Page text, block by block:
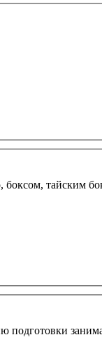
тайским
подготовки